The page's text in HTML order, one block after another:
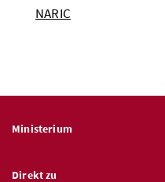
NARIC
Ministerium
Direkt zu